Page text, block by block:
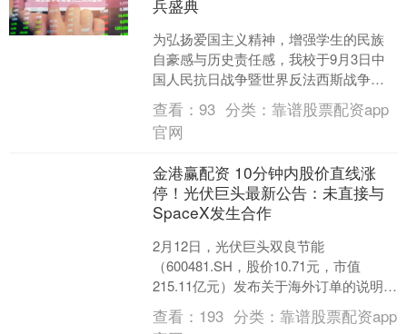
兵盛典
为弘扬爱国主义精神，增强学生的民族
自豪感与历史责任感，我校于9月3日中
国人民抗日战争暨世界反法西斯战争胜
利80周年之际，组织全体学生观看了在
北京天安门广场举行的....
查看：93 分类：靠谱股票配资app
官网
金港赢配资 10分钟内股价直线涨
停！光伏巨头最新公告：未直接与
SpaceX发生合作
2月12日，光伏巨头双良节能
（600481.SH，股价10.71元，市值
215.11亿元）发布关于海外订单的说明：
2026年2月12日，（以下简称“公司”）
在....
查看： 193 分类：靠谱股票配资app